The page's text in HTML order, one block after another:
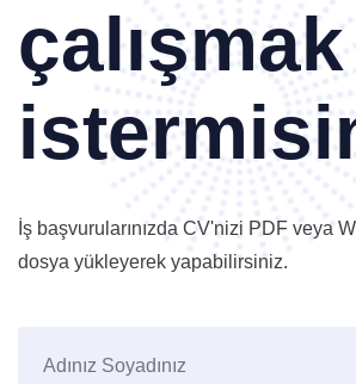
çalışmak
İş başvurularınızda CV'nizi PDF veya
dosya yükleyerek yapabilirsiniz.